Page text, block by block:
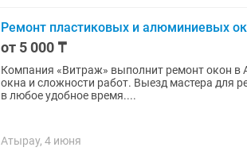
Ремонт пластиковых и алюминиевых
от 5 000 ₸
Компания «Витраж» выполнит ремонт окон в
окна и сложности работ. Выезд мастера для
в любое удобное время....
Атырау, 4 июня